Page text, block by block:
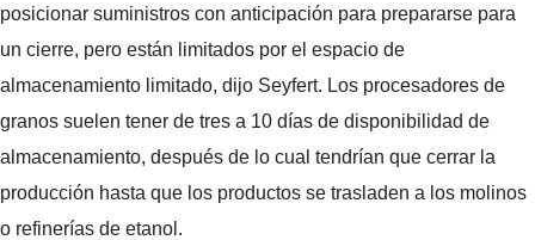
posicionar suministros con anticipación para prepararse para
un cierre, pero están limitados por el espacio de
almacenamiento limitado, dijo Seyfert. Los procesadores de
granos suelen tener de tres a 10 días de disponibilidad de
almacenamiento, después de lo cual tendrían que cerrar la
producción hasta que los productos se trasladen a los molinos
o refinerías de etanol.